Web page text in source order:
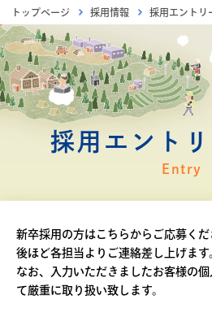
巴商会について
About us
製品情報
巴商会の描く環境貢献
For the future
トップページ 採用情報 採用エントリ
採用エント
Entry
新卒採用の方はこちらからご応募くだ
後ほど各担当よりご連絡差し上げます
なお、入力いただきましたお客様の
て厳重に取り扱い致します。